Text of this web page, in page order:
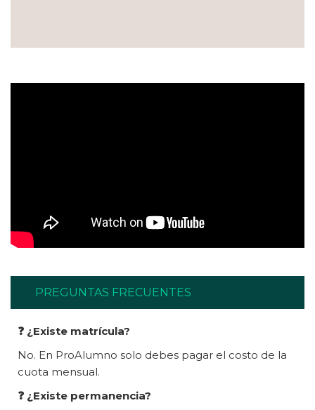
PREGUNTAS FRECUENTES
❓ ¿Existe matrícula?
No. En ProAlumno solo debes pagar el costo de la
cuota mensual.
❓ ¿Existe permanencia?